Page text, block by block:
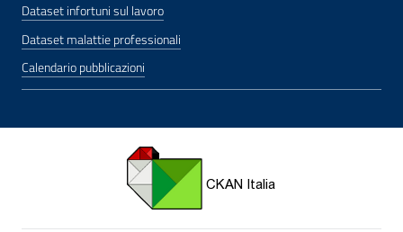
Dataset infortuni sul lavoro
Dataset malattie professionali
Calendario pubblicazioni
CKAN for Italian Open Data apre una nuova finestra